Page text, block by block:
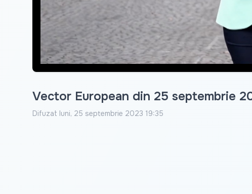
Vector European din 25 septembrie
Difuzat luni, 25 septembrie 2023 19:35